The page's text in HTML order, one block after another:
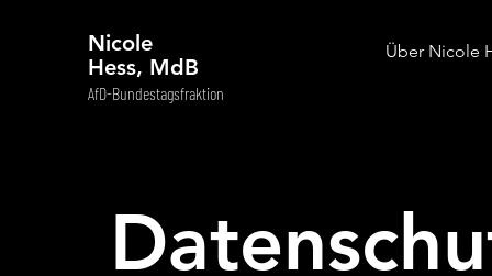
Nicole
Hess, MdB
AfD-Bundestagsfraktion
Über Nicole